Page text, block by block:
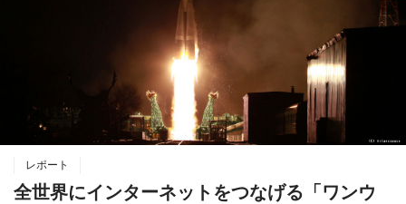
レポート
全世界にインターネットをつなげる「ワンウ